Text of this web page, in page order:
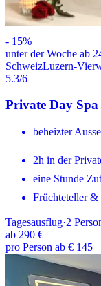
- 15%
unter der Woche ab
SchweizLuzern-
5.3/6
Private Day Spa
beheizter
2h in der
eine Stunde
Früchteteller &
Tagesausflug·2
ab 290 €
pro Person ab € 145